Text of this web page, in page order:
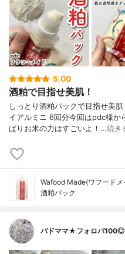
5.00
酒粕で目指せ美肌！
しっとり酒粕パックで目指せ美
イアルミニ 6回分今回はpdc様か
ぱりお米の力はすごいよ！…続き
Wafood Made(ワフードメ
酒粕パック
バドママ★フォロバ100◎